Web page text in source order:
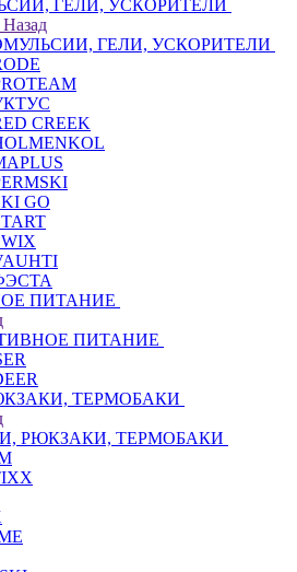
ГЕЛИ, УСКОРИТЕЛИ
Назад
ГЕЛИ, УСКОРИТЕЛИ
CREEK
GO
ПИТАНИЕ
ПИТАНИЕ
ТЕРМОБАКИ
РЮКЗАКИ, ТЕРМОБАКИ